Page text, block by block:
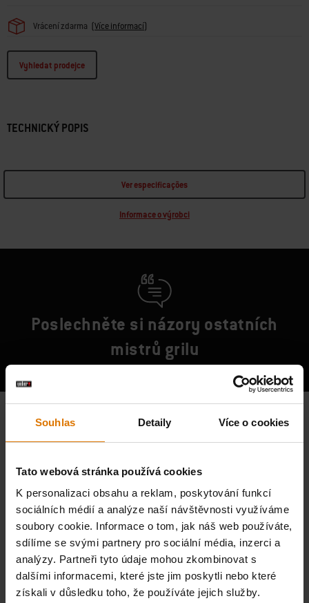
Souhlas Detaily Více o cookies
Tato webová stránka používá cookies
K personalizaci obsahu a reklam, poskytování funkcí
sociálních médií a analýze naší návštěvnosti využíváme
soubory cookie. Informace o tom, jak náš web používáte,
sdílíme se svými partnery pro sociální média, inzerci a
analýzy. Partneři tyto údaje mohou zkombinovat s
dalšími informacemi, které jste jim poskytli nebo které
získali v důsledku toho, že používáte jejich služby.
Vrácení zdarma (Více informací)
Vyhledat prodejce
TECHNICKÝ POPIS
Ver especificações
Informace o výrobci
Poslechněte si názory ostatních
mistrů grilu